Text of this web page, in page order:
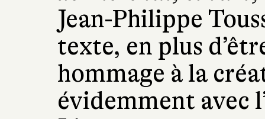
Jean-Philippe
texte, en plus
hommage à la
évidemment avec